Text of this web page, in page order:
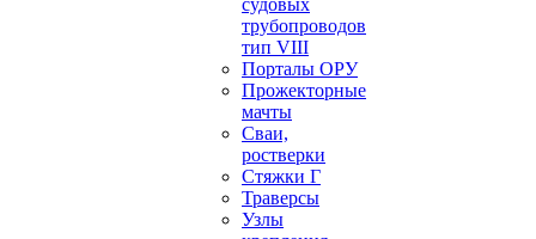
судовых
трубопроводов
тип VIII
Порталы ОРУ
Прожекторные
мачты
Сваи,
ростверки
Стяжки Г
Траверсы
Узлы